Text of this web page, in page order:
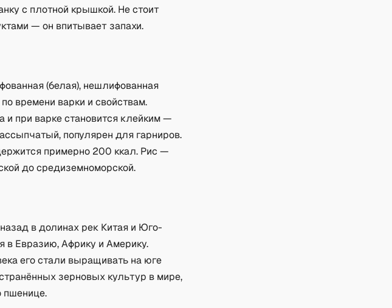
с плотной крышкой. Не стоит
— он впитывает запахи.
(белая), нешлифованная
времени варки и свойствам.
при варке становится клейким —
популярен для гарниров.
примерно 200 ккал. Рис —
до средиземноморской.
в долинах рек Китая и Юго-
в Евразию, Африку и Америку.
его стали выращивать на юге
зерновых культур в мире,
пшенице.